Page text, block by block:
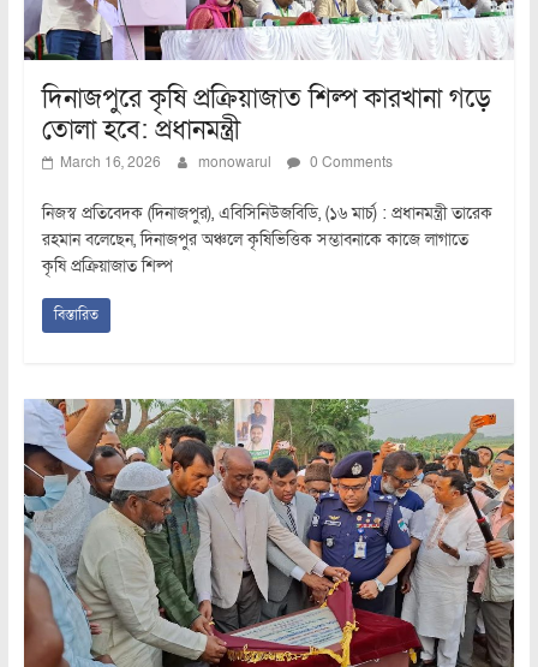
দিনাজপুরে কৃষি প্রক্রিয়াজাত শিল্প কারখানা গড়ে
তোলা হবে: প্রধানমন্ত্রী
March 16, 2026 monowarul 0 Comments
নিজস্ব প্রতিবেদক (দিনাজপুর), এবিসিনিউজবিডি, (১৬ মার্চ) : প্রধানমন্ত্রী তারেক
রহমান বলেছেন, দিনাজপুর অঞ্চলে কৃষিভিত্তিক সম্ভাবনাকে কাজে লাগাতে
কৃষি প্রক্রিয়াজাত শিল্প
বিস্তারিত